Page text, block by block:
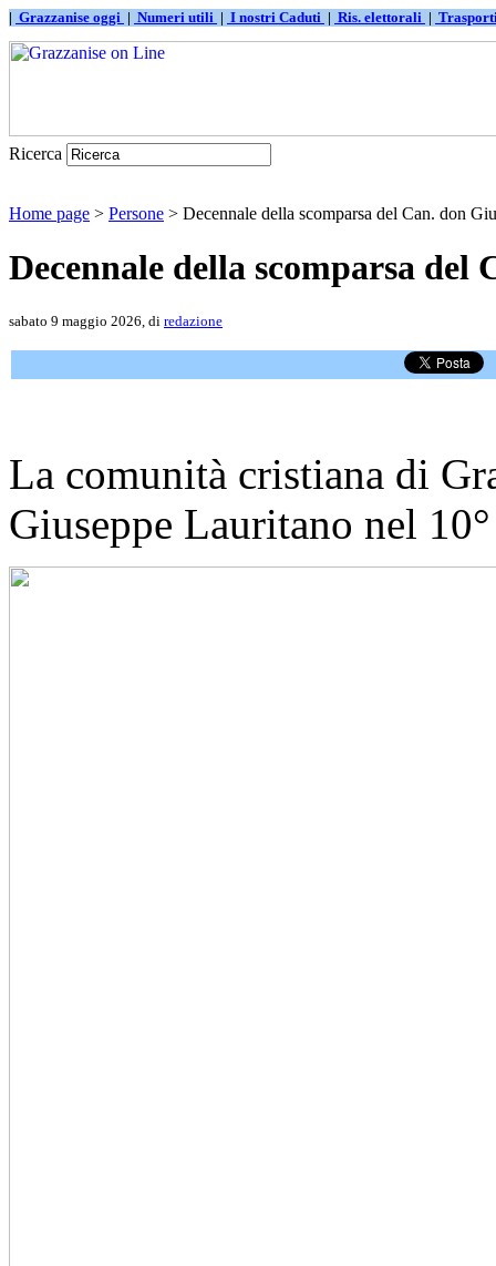
| Grazzanise oggi | Numeri utili | I nostri Caduti | Ris. elettorali |
Ricerca
Home page > Persone > Decennale della scomparsa del Can. don
Decennale della scomparsa
sabato 9 maggio 2026, di redazione
La comunità cristiana di
Giuseppe Lauritano nel